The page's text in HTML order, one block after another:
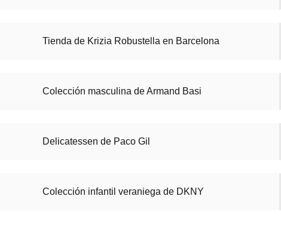
Tienda de Krizia Robustella en Barcelona
Colección masculina de Armand Basi
Delicatessen de Paco Gil
Colección infantil veraniega de DKNY